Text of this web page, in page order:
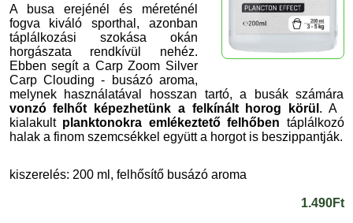
A busa erejénél és méreténél
fogva kiváló sporthal, azonban
táplálkozási szokása okán
horgászata rendkívül nehéz.
Ebben segít a Carp Zoom Silver
Carp Clouding - busázó aroma,
melynek használatával hosszan tartó, a busák számára
vonzó felhőt képezhetünk a felkínált horog körül . A
kialakultplanktonokra emlékeztető felhőben táplálkozó
halak a finom szemcsékkel együtt a horgot is beszippantják.
kiszerelés: 200 ml, felhősítő busázó aroma
1.490Ft